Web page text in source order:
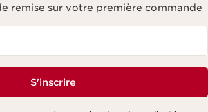
remise sur votre première commande
S'inscrire